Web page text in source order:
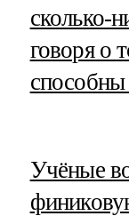
сколько-
говоря о
способны
​Учёные